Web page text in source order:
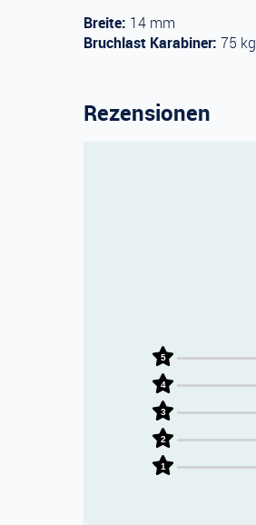
Breite: 14 mm
Bruchlast Karabiner: 75 kg
Rezensionen
5
4
3
2
1